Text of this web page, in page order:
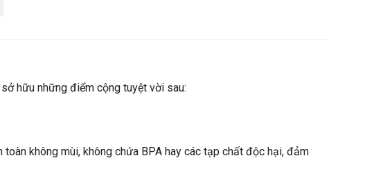
hữu những điểm cộng tuyệt vời sau:
không mùi, không chứa BPA hay các tạp chất độc hại, đảm